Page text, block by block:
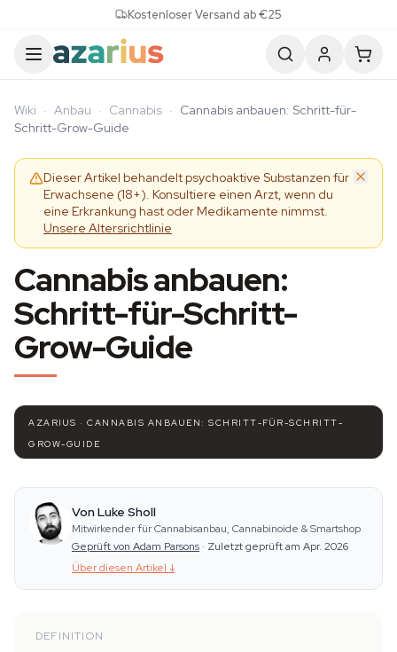
Kostenloser Versand ab €25
Wiki · Anbau · Cannabis · Cannabis anbauen: Schritt-für-
Schritt-Grow-Guide
Dieser Artikel behandelt psychoaktive Substanzen für
Erwachsene (18+). Konsultiere einen Arzt, wenn du
eine Erkrankung hast oder Medikamente nimmst.
Unsere Altersrichtlinie
Cannabis anbauen:
Schritt-für-Schritt-
Grow-Guide
AZARIUS · CANNABIS ANBAUEN: SCHRITT-FÜR-SCHRITT-
GROW-GUIDE
Von Luke Sholl
Mitwirkender für Cannabisanbau, Cannabinoide & Smartshop
Geprüft von Adam Parsons · Zuletzt geprüft am Apr. 2026
Über diesen Artikel ↓
DEFINITION